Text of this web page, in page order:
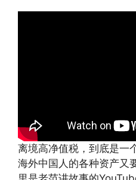
离境高净值税，到底是一
海外中国人的各种资产又